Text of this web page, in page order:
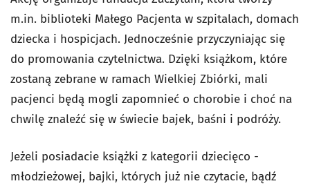
m.in. biblioteki Małego Pacjenta w szpitalach, domach
dziecka i hospicjach. Jednocześnie przyczyniając się
do promowania czytelnictwa. Dzięki książkom, które
zostaną zebrane w ramach Wielkiej Zbiórki, mali
pacjenci będą mogli zapomnieć o chorobie i choć na
chwilę znaleźć się w świecie bajek, baśni i podróży.
Jeżeli posiadacie książki z kategorii dziecięco -
młodzieżowej, bajki, których już nie czytacie, bądź